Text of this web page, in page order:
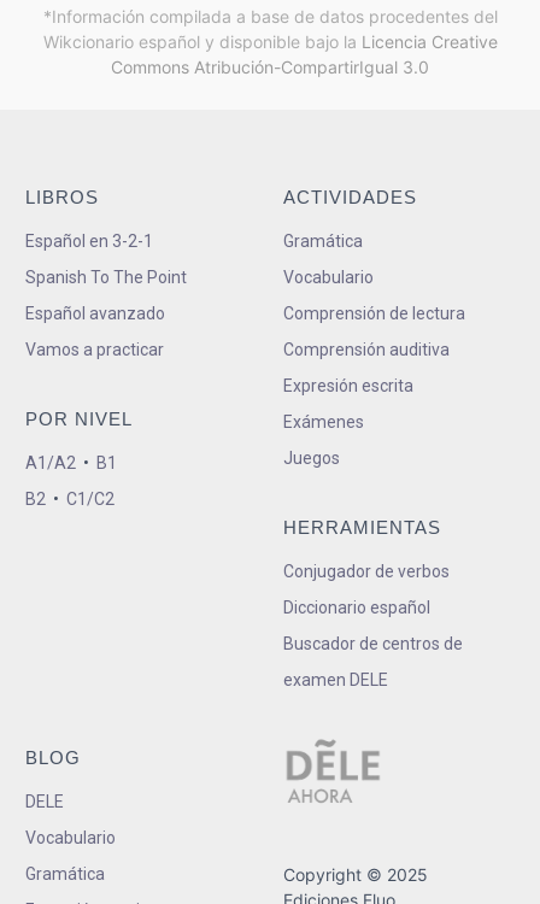
*Información compilada a base de datos procedentes del
Wikcionario español y disponible bajo la Licencia Creative
Commons Atribución-CompartirIgual 3.0
LIBROS
Español en 3-2-1
Spanish To The Point
Español avanzado
Vamos a practicar
POR NIVEL
A1/A2 • B1
B2 • C1/C2
ACTIVIDADES
Gramática
Vocabulario
Comprensión de lectura
Comprensión auditiva
Expresión escrita
Exámenes
Juegos
HERRAMIENTAS
Conjugador de verbos
Diccionario español
Buscador de centros de
examen DELE
BLOG
DELE
Vocabulario
Gramática
Copyright © 2025
Ediciones Fluo